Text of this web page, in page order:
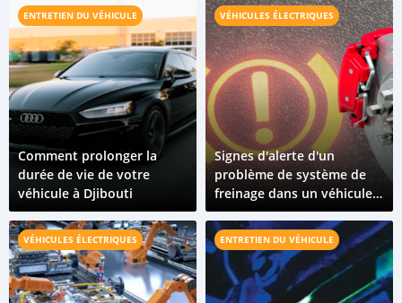
ENTRETIEN DU VÉHICULE
Comment prolonger la
durée de vie de votre
véhicule à Djibouti
VÉHICULES ÉLECTRIQUES
Signes d'alerte d'un
problème de système de
freinage dans un véhicule
électrique
VÉHICULES ÉLECTRIQUES ENTRETIEN DU VÉHICULE